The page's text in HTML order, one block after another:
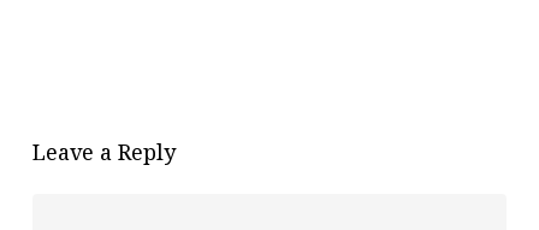
Leave a Reply